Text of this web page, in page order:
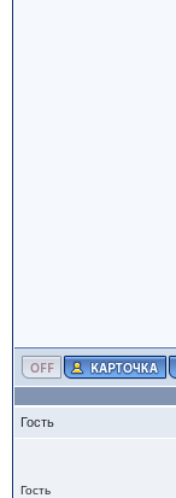
Гость
Гость